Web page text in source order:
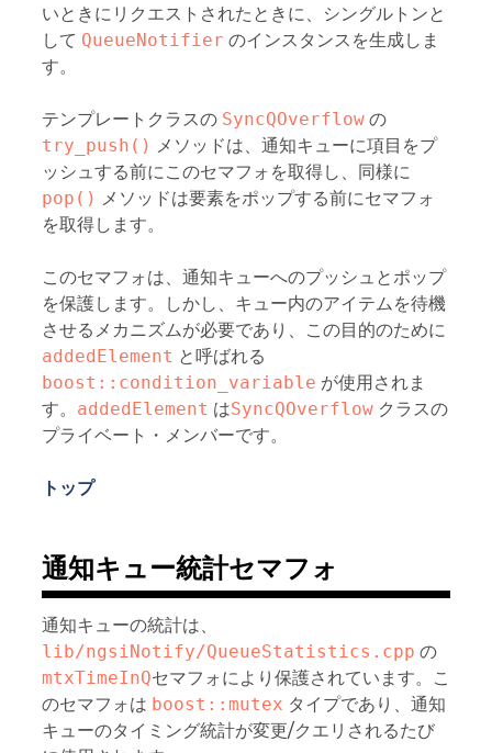
いときにリクエストされたときに、シングルトンと
して QueueNotifier のインスタンスを生成しま
す。
テンプレートクラスの SyncQOverflowの
try_push() メソッドは、通知キューに項目をプ
ッシュする前にこのセマフォを取得し、同様に
pop() メソッドは要素をポップする前にセマフォ
を取得します。
このセマフォは、通知キューへのプッシュとポップ
を保護します。しかし、キュー内のアイテムを待機
させるメカニズムが必要であり、この目的のために
addedElement と呼ばれる
boost::condition_variable が使用されま
す。 addedElement はSyncQOverflowクラスの
プライベート・メンバーです。
トップ
通知キュー統計セマフォ
通知キューの統計は、
lib/ngsiNotify/QueueStatistics.cpp の
mtxTimeInQセマフォにより保護されています。こ
のセマフォは boost::mutex タイプであり、通知
キューのタイミング統計が変更/クエリされるたび